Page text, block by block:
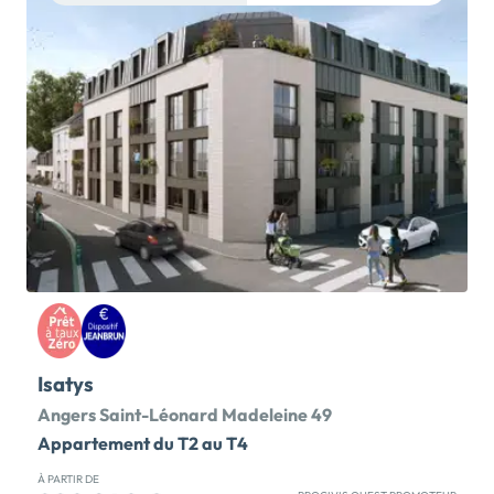
ambiance côtière, est construite autour d'un patio
végétalisé fermé. Les appartements, allant du T2 au
T5, offrent de généreux espaces, une belle luminosité
et une disposition optimisée. Les vastes baies vitrées
ouvrent sur des balcons ou terrasses avec vue sur la
voie verte, le patio, et pour les derniers étages, la
mer et Dinard. Profitez de prestations de qualité,
incluant des meubles de salle de bains sur mesure, des
placards aménagés, des menuiseries en aluminium et
des matériaux nobles et pérennes. Accès sécurisés,
ascenseurs et stationnement en sous-sol. Le
programme est éligible au dispositif ANRU, avec des
avantages fiscaux et des prix attractifs pour certains
appartements en accession maîtrisée (TVA […] Voir le
programme immobilier neuf >>
Isatys
Angers Saint-Léonard Madeleine 49
Appartement du T2 au T4
À PARTIR DE